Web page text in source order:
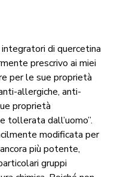
di quercetina
prescrivo ai miei
per le sue proprietà
allergiche, anti-
proprietà
tollerata dall’uomo”.
modificata per
più potente,
gruppi